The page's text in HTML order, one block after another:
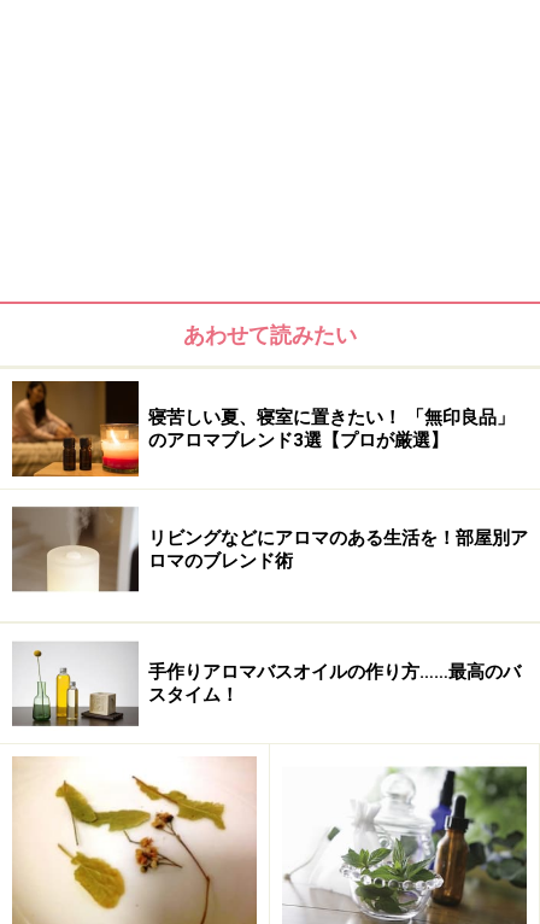
（シソ科 学名：Origanum majorana 抽出部位：葉、水
蒸気蒸留法）
マージョラム（スウィート）
キッチンのスパイスとしてご存知の方も多いと思います
が、マージョラムは、古くから薬草に利用されてきたハ
あわせて読みたい
寝苦しい夏、寝室に置きたい！ 「無印良品」
のアロマブレンド3選【プロが厳選】
リビングなどにアロマのある生活を！部屋別ア
ロマのブレンド術
手作りアロマバスオイルの作り方……最高のバ
スタイム！